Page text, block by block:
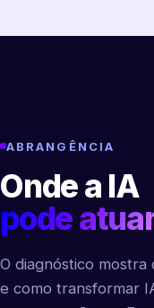
ABRANGÊNCIA
Onde a IA
pode
O diagnóstico
e como transformar